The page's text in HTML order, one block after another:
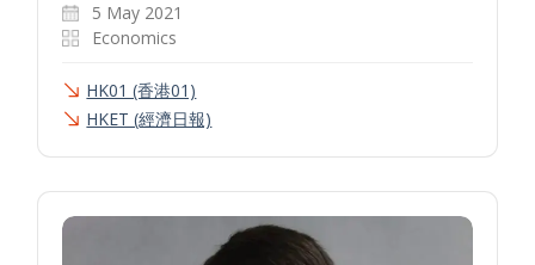
5 May 2021
Economics
HK01 (香港01)
HKET (經濟日報)